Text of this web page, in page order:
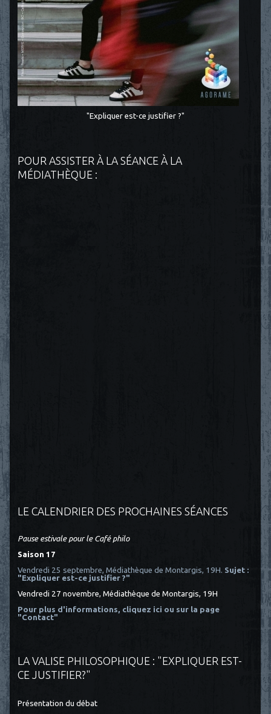
"Expliquer est-ce justifier ?"
POUR ASSISTER À LA SÉANCE À LA
MÉDIATHÈQUE :
LE CALENDRIER DES PROCHAINES SÉANCES
Pause estivale pour le Café philo
Saison 17
Vendredi 25 septembre, Médiathèque de Montargis, 19H. Sujet :
"Expliquer est-ce justifier ?"
Vendredi 27 novembre, Médiathèque de Montargis, 19H
Pour plus d'informations, cliquez ici ou sur la page
"Contact"
LA VALISE PHILOSOPHIQUE : "EXPLIQUER EST-
CE JUSTIFIER?"
Présentation du débat